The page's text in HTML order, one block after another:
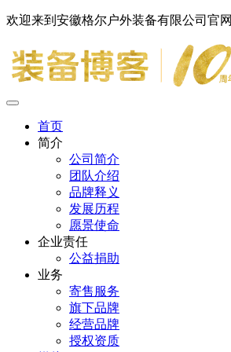
欢迎来到安徽格尔户外装备有限公司官网
首页
简介
公司简介
团队介绍
品牌释义
发展历程
愿景使命
企业责任
公益捐助
业务
寄售服务
旗下品牌
经营品牌
授权资质